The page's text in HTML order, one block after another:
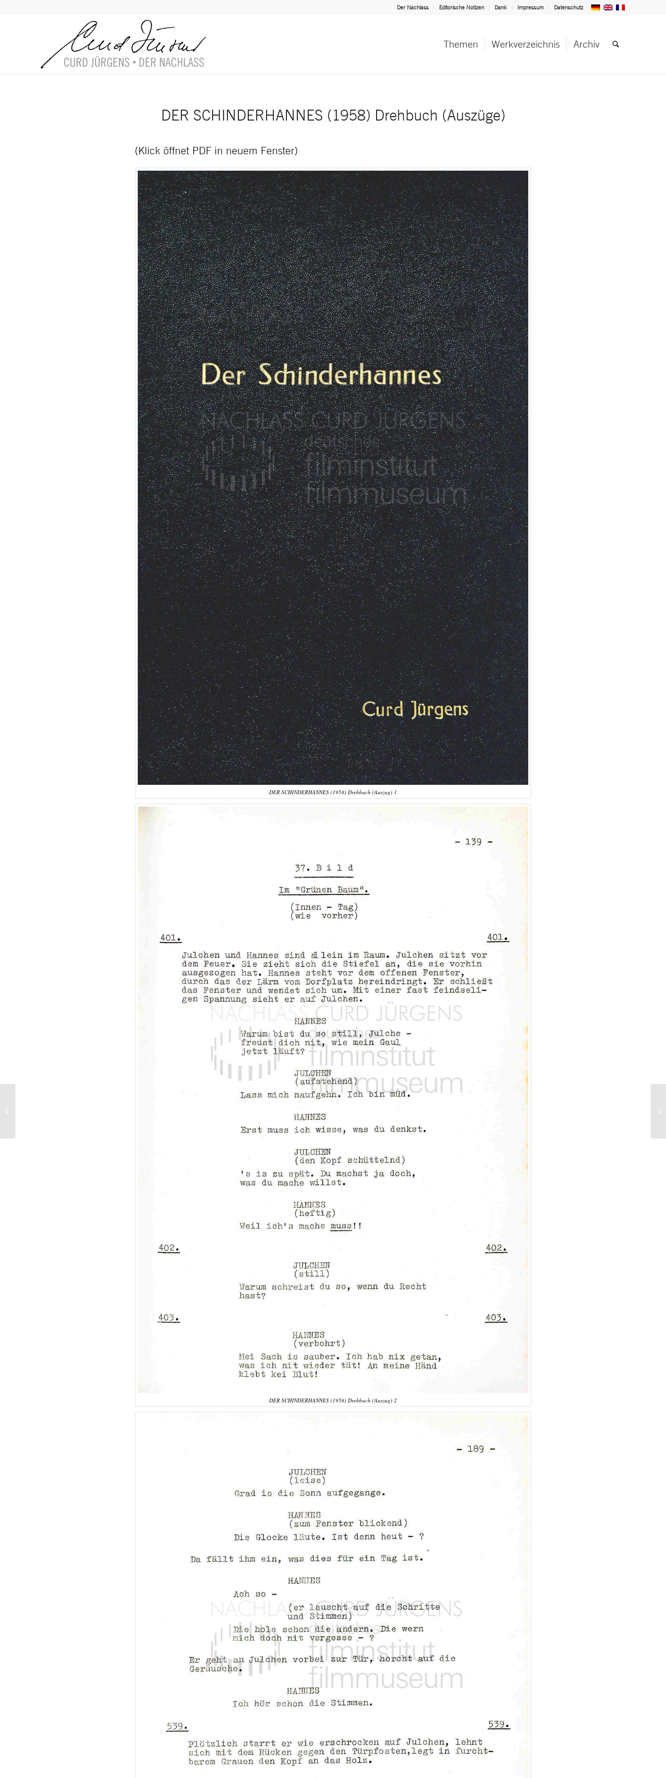
Der Nachlass Editorische Notizen Dank Impressum Datenschutz
Themen Werkverzeichnis Archiv
DER SCHINDERHANNES (1958) Drehbuch (Auszüge)
(Klick öffnet PDF in neuem Fenster)
DER SCHINDERHANNES (1958) Drehbuch (Auszug) 1
DER SCHINDERHANNES (1958) Drehbuch (Auszug) 2